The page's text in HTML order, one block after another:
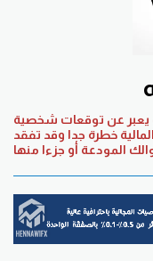
يعبر عن توقعات شخصية
خطرة جدا وقد تفقد